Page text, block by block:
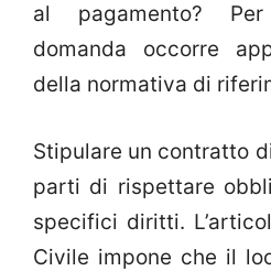
al pagamento?
domanda occorre
della normativa di
Stipulare un contratto
parti di rispettare
specifici diritti.
Civile impone che il